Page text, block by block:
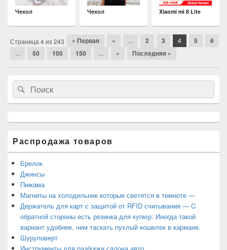
Чехол Чехол Xiaomi mi 8 Lite
Навигация
Страница 4 из 243 « Первая « ... 2 3 4 5 6
... 50 100 150 ... » Последняя »
Область
основной
боковой
панели
Search
for:
Search
Распродажа товаров
Брелок
Джинсы
Пижама
Магниты на холодильник которые светятся в темноте —
Держатель для карт с защитой от RFID считывания — C
обратной стороны есть резинка для купюр. Иногда такой
вариант удобнее, чем таскать пухлый кошелек в кармане.
Шуруповерт